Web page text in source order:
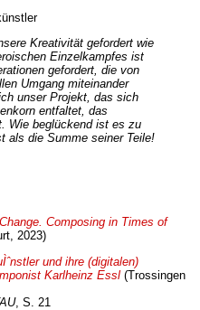
Kreativität gefordert wie
Einzelkampfes ist
gefordert, die von
Umgang miteinander
unser Projekt, das sich
entfaltet, das
Wie beglückend ist es zu
als die Summe seiner Teile!
Composing in Times of
2023)
und ihre (digitalen)
Karlheinz Essl (Trossingen
, S. 21